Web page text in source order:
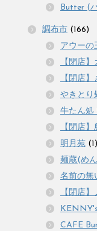
Butter (
調布市 (166)
アウーの
【閉店
【閉店
やきとり
牛たん処
【閉店
明月苑 (1)
麺蔵(め
名前の無
【閉店
CAFE